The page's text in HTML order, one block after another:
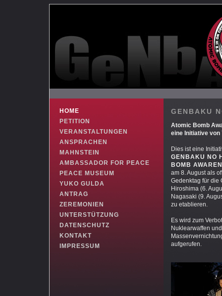
HOME
PETITION
VERANSTALTUNGEN
ANSPRACHEN
MAHNSTEIN
AMBASSADOR FOR PEACE
PEACE MUSEUM
YUKO GULDA
ANTRAG
ZEREMONIEN
UNTERSTÜTZUNG
DATENSCHUTZ
KONTAKT
IMPRESSUM
GENBAKU
Atomic Bomb
eine Initiative von
Dies ist eine
GENBAKU NO
BOMB
am 8. August als
Gedenktag für die
Hiroshima (6.
Nagasaki (9.
zu etablieren.
Es wird zum
Nuklearwaffen
aufgerufen.